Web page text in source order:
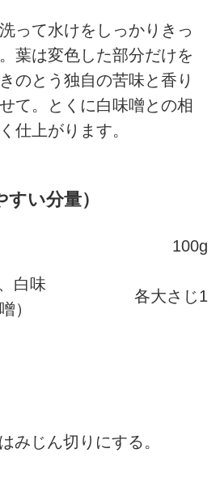
って水けをしっかりきっ
葉は変色した部分だけを
のとう独自の苦味と香り
て。とくに白味噌との相
仕上がります。
い分量）
100g
白味
）
各大さじ1
みじん切りにする。